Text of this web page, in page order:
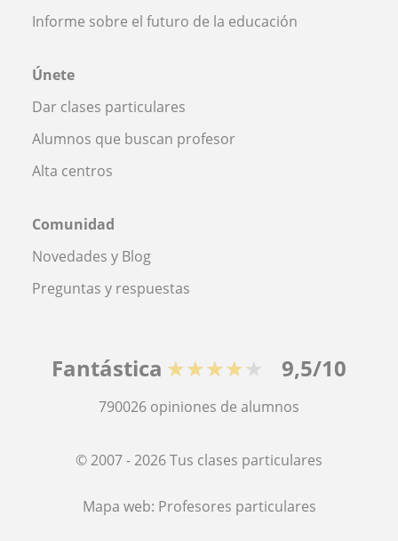
Informe sobre el futuro de la educación
Únete
Dar clases particulares
Alumnos que buscan profesor
Alta centros
Comunidad
Novedades y Blog
Preguntas y respuestas
Fantástica ★★★★★ 9,5/10
790026 opiniones de alumnos
© 2007 - 2026 Tus clases particulares
Mapa web: Profesores particulares